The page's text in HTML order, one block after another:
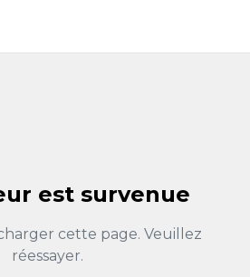
est survenue
cette page. Veuillez
réessayer.